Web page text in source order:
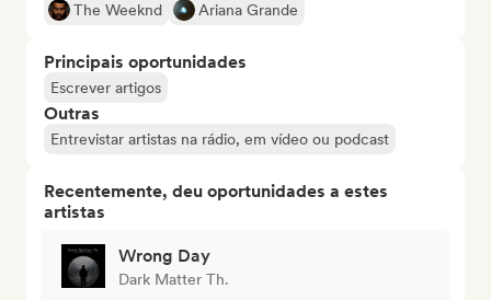
The Weeknd
Ariana Grande
Principais oportunidades
Escrever artigos
Outras
Entrevistar artistas na rádio, em vídeo ou podcast
Recentemente, deu oportunidades a estes
artistas
Wrong Day
Dark Matter Th.